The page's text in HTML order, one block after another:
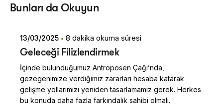
Bunları da Okuyun
Dilara Koçak
13/03/2025 8 dakika okuma süresi
Geleceği Filizlendirmek
İçinde bulunduğumuz Antroposen Çağı’nda,
gezegenimize verdiğimiz zararları hesaba katarak
gelişme yollarımızı yeniden tasarlamamız gerek. Herkes
bu konuda daha fazla farkındalık sahibi olmalı.